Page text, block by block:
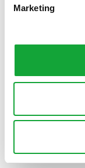
Marketing